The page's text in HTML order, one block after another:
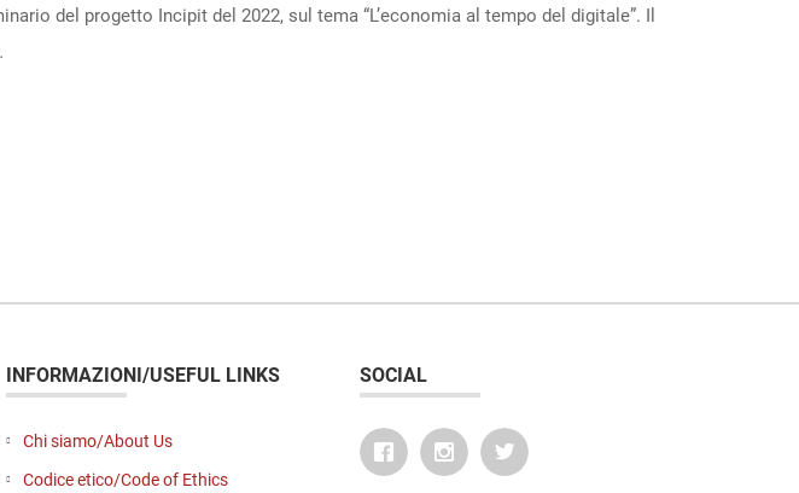
I
del
del progetto Incipit del 2022, sul tema “L’economia al tempo del digitale”. Il
INFORMAZIONI/USEFUL LINKS
Chi siamo/About Us
Codice etico/Code of Ethics
SOCIAL